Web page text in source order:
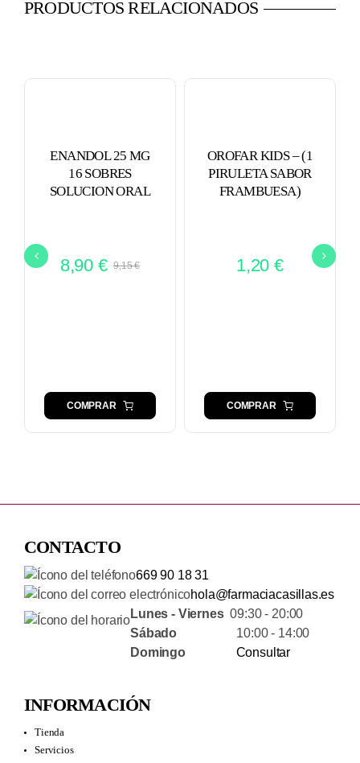
PRODUCTOS RELACIONADOS
ENANDOL 25 MG
16 SOBRES
SOLUCION ORAL
9,15€El
8,90 €
El
COMPRAR
OROFAR KIDS – (1
PIRULETA SABOR
FRAMBUESA)
1,20€
COMPRAR
CONTACTO
669 90 18 31
hola@farmaciacasillas.es
Lunes - Viernes09:30 - 20:00
Sábado 10:00 - 14:00
Domingo
Consultar
INFORMACIÓN
Tienda
Servicios